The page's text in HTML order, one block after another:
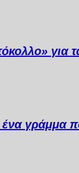
γράμμα